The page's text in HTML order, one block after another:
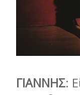
ΓΙΑΝΝΗΣ: